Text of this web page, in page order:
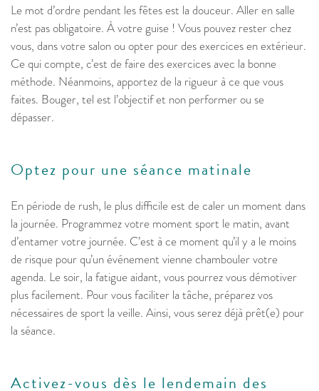
Le mot d’ordre pendant les fêtes est la douceur. Aller en salle
n’est pas obligatoire. À votre guise ! Vous pouvez rester chez
vous, dans votre salon ou opter pour des exercices en extérieur.
Ce qui compte, c’est de faire des exercices avec la bonne
méthode. Néanmoins, apportez de la rigueur à ce que vous
faites. Bouger, tel est l’objectif et non performer ou se
dépasser.
Optez pour une séance matinale
En période de rush, le plus difficile est de caler un moment dans
la journée. Programmez votre moment sport le matin, avant
d’entamer votre journée. C’est à ce moment qu’il y a le moins
de risque pour qu’un événement vienne chambouler votre
agenda. Le soir, la fatigue aidant, vous pourrez vous démotiver
plus facilement. Pour vous faciliter la tâche, préparez vos
nécessaires de sport la veille. Ainsi, vous serez déjà prêt(e) pour
la séance.
Activez-vous dès le lendemain des